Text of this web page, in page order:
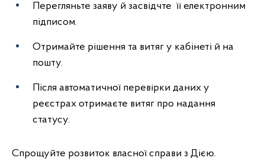
Перегляньте заяву й засвідчте її електронним
підписом.
Отримайте рішення та витяг у кабінеті й на
пошту.
Після автоматичної перевірки даних у
реєстрах отримаєте витяг про надання
статусу.
Спрощуйте розвиток власної справи з Дією.